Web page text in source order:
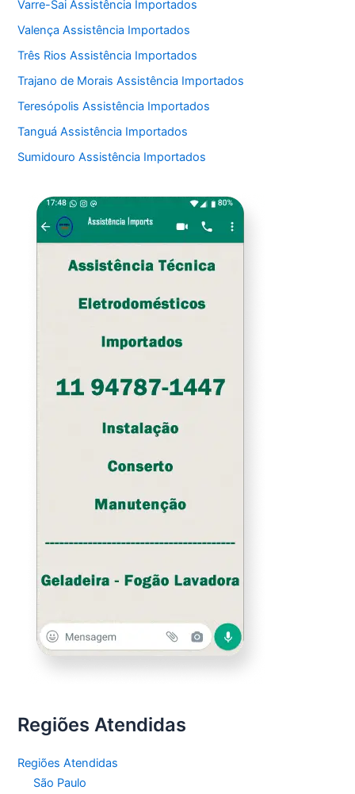
Varre-Sai Assistência Importados
Valença Assistência Importados
Três Rios Assistência Importados
Trajano de Morais Assistência Importados
Teresópolis Assistência Importados
Tanguá Assistência Importados
Sumidouro Assistência Importados
Regiões Atendidas
Regiões Atendidas
São Paulo